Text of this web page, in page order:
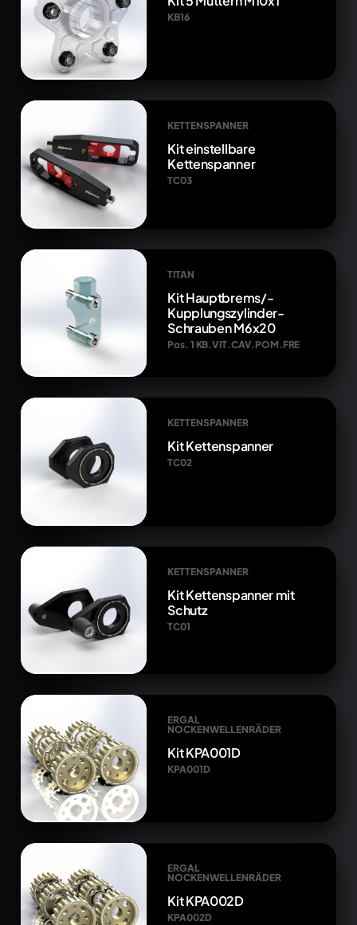
KB16
KETTENSPANNER
Kit einstellbare
Kettenspanner
TC03
TITAN
Kit Hauptbrems/-
Kupplungszylinder-
Schrauben M6x20
Pos. 1 KB.VIT.CAV.POM.FRE
KETTENSPANNER
Kit Kettenspanner
TC02
KETTENSPANNER
Kit Kettenspanner mit
Schutz
TC01
ERGAL
NOCKENWELLENRÄDER
Kit KPA001D
KPA001D
ERGAL
NOCKENWELLENRÄDER
Kit KPA002D
KPA002D